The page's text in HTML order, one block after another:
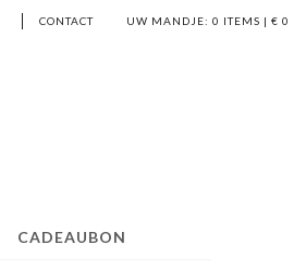
UW MANDJE: 0 ITEMS | € 0
CONTACT
CADEAUBON